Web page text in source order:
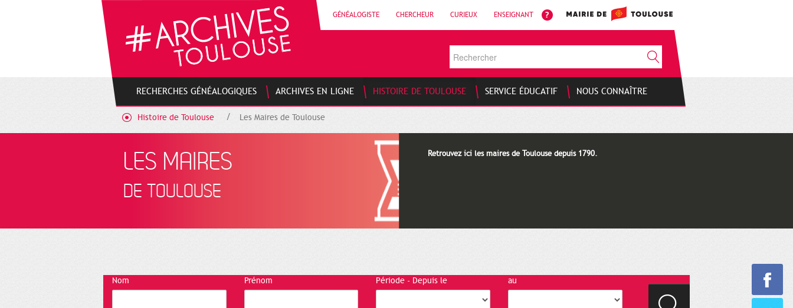
GÉNÉALOGISTE CHERCHEUR CURIEUX ENSEIGNANT
RECHERCHES GÉNÉALOGIQUES ARCHIVES EN LIGNE HISTOIRE DE TOULOUSE SERVICE ÉDUCATIF NOUS CONNAÎTRE
Histoire de Toulouse Les Maires de Toulouse
LES MAIRES
DE TOULOUSE
Retrouvez ici les maires de Toulouse depuis 1790.
Nom Prénom Période - Depuis le au
Gestion de vos préférences sur les cookies